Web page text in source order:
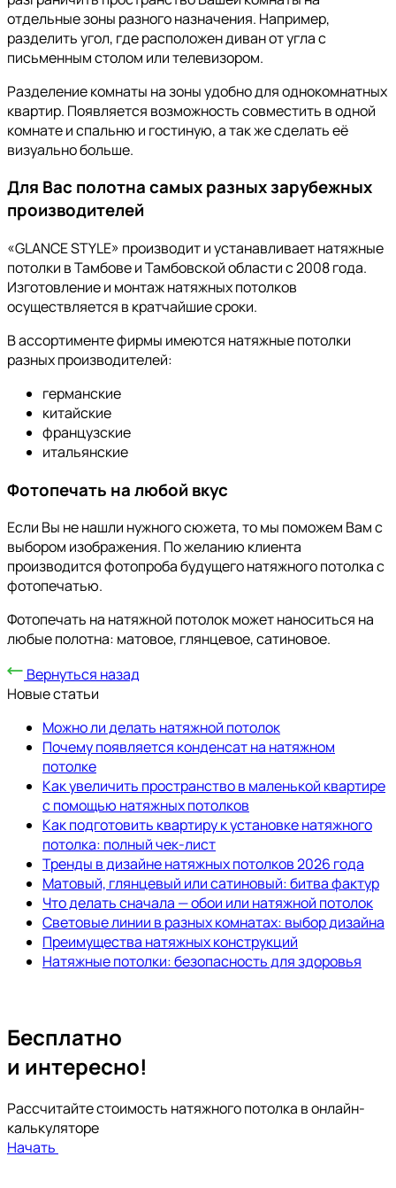
отдельные зоны разного назначения. Например,
разделить угол, где расположен диван от угла с
письменным столом или телевизором.
Разделение комнаты на зоны удобно для однокомнатных
квартир. Появляется возможность совместить в одной
комнате и спальню и гостиную, а так же сделать её
визуально больше.
Для Вас полотна самых разных зарубежных
производителей
«GLANCE STYLE» производит и устанавливает натяжные
потолки в Тамбове и Тамбовской области с 2008 года.
Изготовление и монтаж натяжных потолков
осуществляется в кратчайшие сроки.
В ассортименте фирмы имеются натяжные потолки
разных производителей:
германские
китайские
французские
итальянские
Фотопечать на любой вкус
Если Вы не нашли нужного сюжета, то мы поможем Вам с
выбором изображения. По желанию клиента
производится фотопроба будущего натяжного потолка с
фотопечатью.
Фотопечать на натяжной потолок может наноситься на
любые полотна: матовое, глянцевое, сатиновое.
Вернуться назад
Новые статьи
Можно ли делать натяжной потолок
Почему появляется конденсат на натяжном
потолке
Как увеличить пространство в маленькой квартире
с помощью натяжных потолков
Как подготовить квартиру к установке натяжного
потолка: полный чек-лист
Тренды в дизайне натяжных потолков 2026 года
Матовый, глянцевый или сатиновый: битва фактур
Что делать сначала — обои или натяжной потолок
Световые линии в разных комнатах: выбор дизайна
Преимущества натяжных конструкций
Натяжные потолки: безопасность для здоровья
Бесплатно
и интересно!
Рассчитайте стоимость натяжного потолка в онлайн-
калькуляторе
Начать